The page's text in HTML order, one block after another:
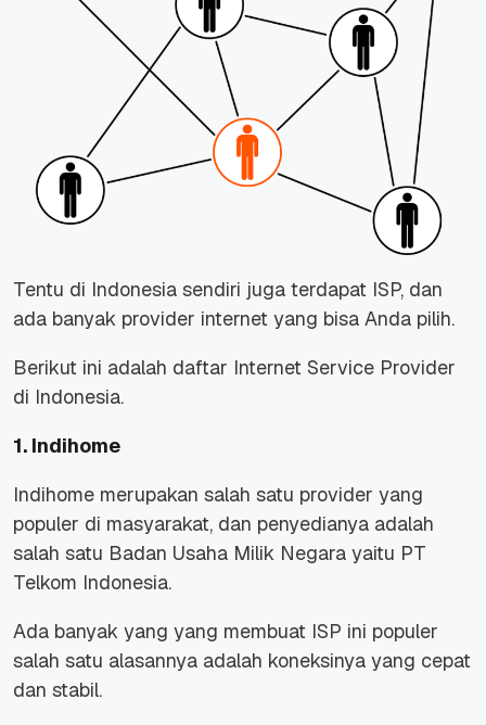
Tentu di Indonesia sendiri juga terdapat ISP, dan
ada banyak provider internet yang bisa Anda pilih.
Berikut ini adalah daftar Internet Service Provider
di Indonesia.
1. Indihome
Indihome merupakan salah satu provider yang
populer di masyarakat, dan penyedianya adalah
salah satu Badan Usaha Milik Negara yaitu PT
Telkom Indonesia.
Ada banyak yang yang membuat ISP ini populer
salah satu alasannya adalah koneksinya yang cepat
dan stabil.